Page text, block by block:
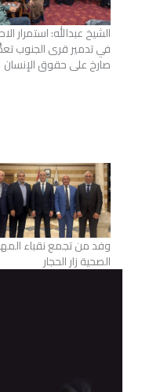
الشيخ عبدالله: استمرار
في تدمير قرى الجنوب
صارخ على حقوق الإنسان
وفد من تجمع نقباء
الصحية زار الحجار